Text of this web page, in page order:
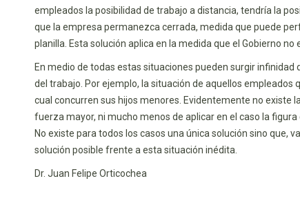
empleados la posibilidad de trabajo a distancia, tendría la
que la empresa permanezca cerrada, medida que puede
planilla. Esta solución aplica en la medida que el Gobierno
En medio de todas estas situaciones pueden surgir
del trabajo. Por ejemplo, la situación de aquellos
cual concurren sus hijos menores. Evidentemente no existe
fuerza mayor, ni mucho menos de aplicar en el caso la figura
No existe para todos los casos una única solución sino que,
solución posible frente a esta situación inédita.
Dr. Juan Felipe Orticochea